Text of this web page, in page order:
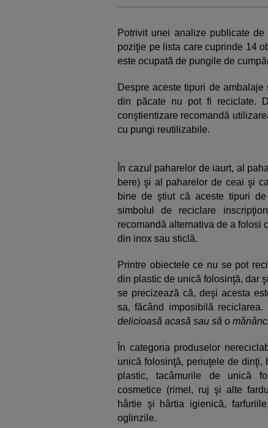
Potrivit unei analize publicate
poziţie pe lista care cuprinde 14
este ocupată de pungile de
Despre aceste tipuri de
din păcate nu pot fi reciclate.
conştientizare recomandă
cu pungi reutilizabile.
În cazul paharelor de iaurt, al
bere) şi al paharelor de ceai şi
bine de ştiut că aceste tipuri
simbolul de reciclare
recomandă alternativa de a folosi
din inox sau sticlă.
Printre obiectele ce nu se pot
din plastic de unică folosinţă, dar
se precizează că, deşi acesta
sa, făcând imposibilă reciclarea.
delicioasă acasă sau să o
În categoria produselor
unică folosinţă, periuţele de
plastic, tacâmurile de unică
cosmetice (rimel, ruj şi alte
hârtie şi hârtia igienică,
oglinzile.